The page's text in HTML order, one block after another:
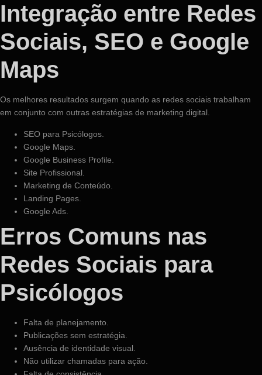
Integração entre Redes
Sociais, SEO e Google
Maps
Os melhores resultados surgem quando as redes sociais trabalham
em conjunto com outras estratégias de marketing digital.
SEO para Psicólogos.
Google Maps.
Google Business Profile.
Site Profissional.
Marketing de Conteúdo.
Landing Pages.
Google Ads.
Erros Comuns nas
Redes Sociais para
Psicólogos
Falta de planejamento.
Publicações sem estratégia.
Ausência de identidade visual.
Não utilizar chamadas para ação.